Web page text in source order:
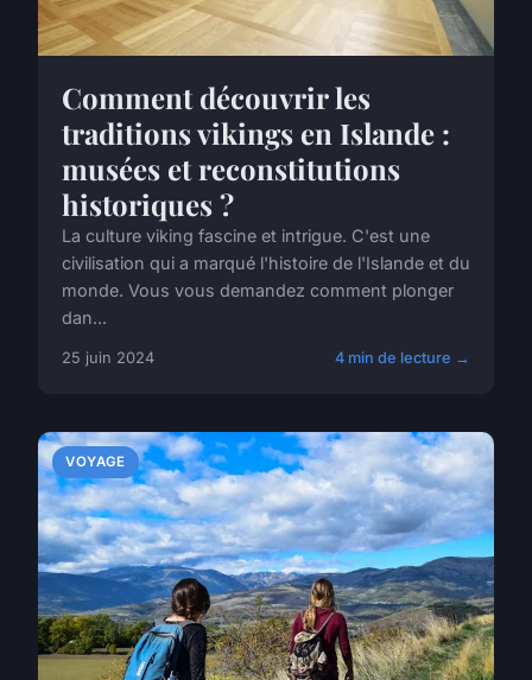
Comment découvrir les
traditions vikings en Islande :
musées et reconstitutions
historiques ?
La culture viking fascine et intrigue. C'est une
civilisation qui a marqué l'histoire de l'Islande et du
monde. Vous vous demandez comment plonger
dan...
25 juin 2024 4 min de lecture →
VOYAGE